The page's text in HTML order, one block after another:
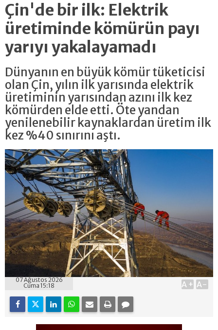
Çin'de bir ilk: Elektrik
üretiminde kömürün payı
yarıyı yakalayamadı
Dünyanın en büyük kömür tüketicisi
olan Çin, yılın ilk yarısında elektrik
üretiminin yarısından azını ilk kez
kömürden elde etti. Öte yandan
yenilenebilir kaynaklardan üretim ilk
kez %40 sınırını aştı.
07 Ağustos 2026
Cuma 15:18
A+ A-